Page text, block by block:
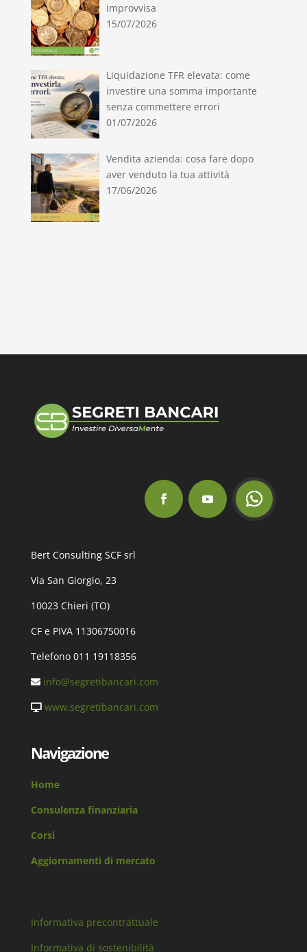
improvvisa
15/07/2026
Liquidazione TFR elevata: come
investire una somma importante
senza commettere errori
01/07/2026
Vendita azienda: cosa fare dopo
aver venduto la tua attività
17/06/2026
Bert Consulting SCF srl
Via San Giorgio, 23
10023 Chieri (TO)
CF e PIVA 11306750016
Telefono 011 19118356
info@segretibancari.com
www.segretibancari.com
Navigazione
Home
Consulenza finanziaria
Corsi
Aggiornamenti di mercato
Informativa precontrattuale
Informativa di sostenibilità